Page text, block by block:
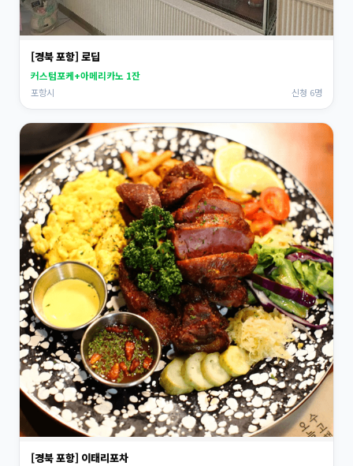
[경북 포항] 로딥
커스텀포케+아메리카노 1잔
포항시 신청 6명
[경북 포항] 이태리포차